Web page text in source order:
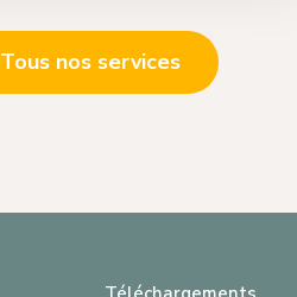
Tous nos services